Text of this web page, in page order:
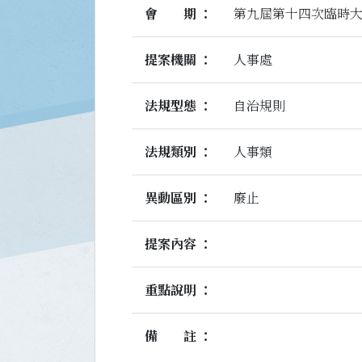
會期 第九屆第十四次臨時
提案機關 人事處
法規型態 自治規則
法規類別 人事類
異動區別 廢止
提案內容
重點說明
備註